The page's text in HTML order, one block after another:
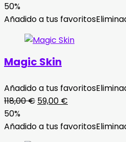
original
78,00 €.
actual
39,00 €.
50%
Añadido a tus favoritos
Magic Skin
Añadido a tus favoritos
118,00€ El
original
59,00 €
actual
50%
Añadido a tus favoritos